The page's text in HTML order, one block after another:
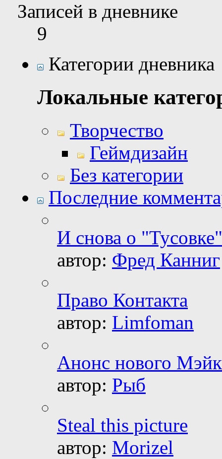
Записей в дневнике
9
Категории дневника
Локальные
Творчество
Геймдизайн
Без категории
Последние
И снова о
автор: Фред Канниг
Право Контакта
автор: Limfoman
Анонс нового
автор: Рыб
Steal this picture
автор: Morizel